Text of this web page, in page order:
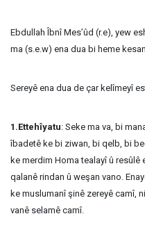
Ebdullah Îbnî Mes’ûd (r.e), yew
ma (s.e.w) ena dua bi heme
Sereyê ena dua de çar kelîmeyî
1.Ettehîyatu: Seke ma va, bi
îbadetê ke bi ziwan, bi qelb, bi
ke merdim Homa tealayî û resûlê
qalanê rindan û weşan vano.
ke muslumanî şinê zereyê camî,
vanê selamê camî.